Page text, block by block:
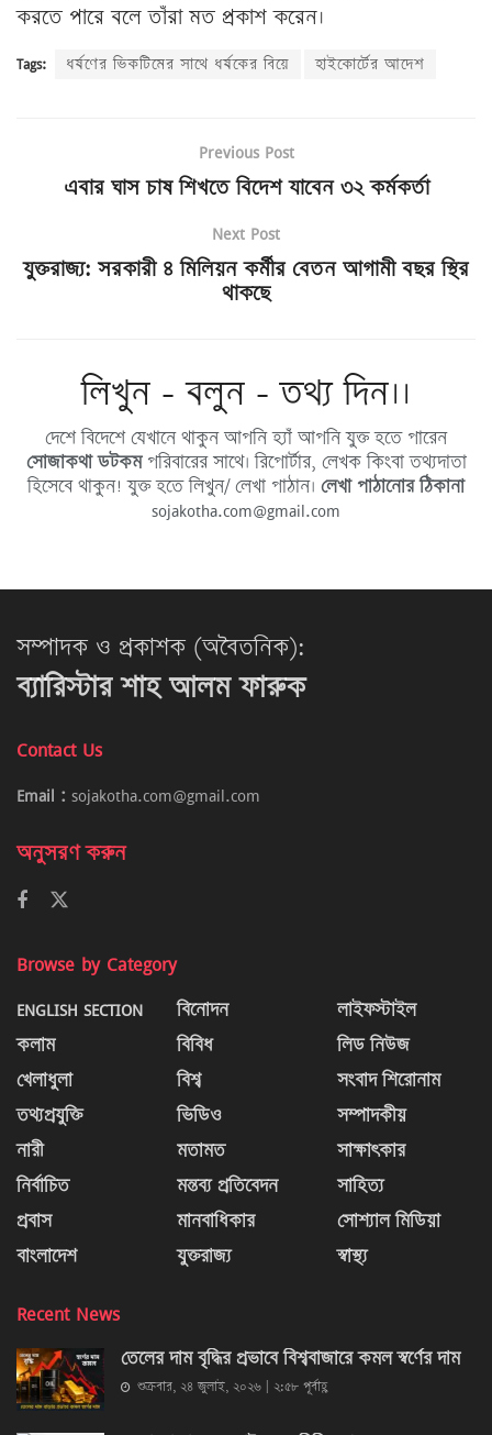
করতে পারে বলে তাঁরা মত প্রকাশ করেন।
Tags: ধর্ষণের ভিকটিমের সাথে ধর্ষকের বিয়ে হাইকোর্টের আদেশ
Previous Post
এবার ঘাস চাষ শিখতে বিদেশ যাবেন ৩২ কর্মকর্তা
Next Post
যুক্তরাজ্য: সরকারী ৪ মিলিয়ন কর্মীর বেতন আগামী বছর স্থির
থাকছে
লিখুন - বলুন - তথ্য দিন।।
দেশে বিদেশে যেখানে থাকুন আপনি হ্যাঁ আপনি যুক্ত হতে পারেন
সোজাকথা ডটকমপরিবারের সাথে। রিপোর্টার, লেখক কিংবা তথ্যদাতা
হিসেবে থাকুন! যুক্ত হতে লিখুন/ লেখা পাঠান। লেখা পাঠানোর ঠিকানা
sojakotha.com@gmail.com
সম্পাদক ও প্রকাশক (অবৈতনিক):
ব্যারিস্টার শাহ আলম ফারুক
Contact Us
Email : sojakotha.com@gmail.com
অনুসরণ করুন
Browse by Category
ENGLISH SECTION
কলাম
খেলাধুলা
তথ্যপ্রযুক্তি
নারী
নির্বাচিত
প্রবাস
বাংলাদেশ
বিনোদন
বিবিধ
বিশ্ব
ভিডিও
মতামত
মন্তব্য প্রতিবেদন
মানবাধিকার
যুক্তরাজ্য
লাইফস্টাইল
লিড নিউজ
সংবাদ শিরোনাম
সম্পাদকীয়
সাক্ষাৎকার
সাহিত্য
সোশ্যাল মিডিয়া
স্বাস্থ্য
Recent News
তেলের দাম বৃদ্ধির প্রভাবে বিশ্ববাজারে কমল স্বর্ণের দাম
শুক্রবার, ২৪ জুলাই, ২০২৬ | ২:৫৮ পূর্বাহ্ণ